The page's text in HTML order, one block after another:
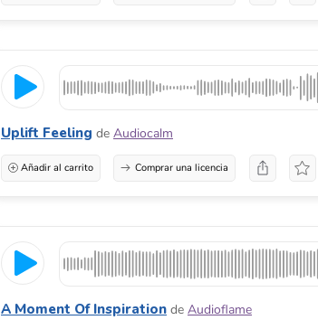
Uplift Feeling de Audiocalm
Añadir al carrito Comprar una licencia
A Moment Of Inspiration de Audioflame